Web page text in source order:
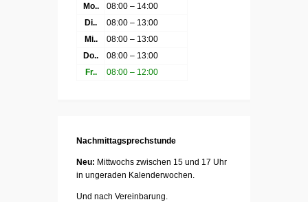
Mo..
08:00 – 14:00
Di..
08:00 – 13:00
Mi..
08:00 – 13:00
Do..
08:00 – 13:00
Fr..
08:00 – 12:00
Nachmittagsprechstunde
Neu: Mittwochs zwischen 15 und 17 Uhr
in ungeraden Kalenderwochen.
Und nach Vereinbarung.